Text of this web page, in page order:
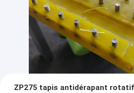
ZP275 tapis antidérapant